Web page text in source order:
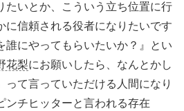
たいとか、こういう立ち位置に行
に信頼される役者になりたいです
誰にやってもらいたいか？』とい
花梨にお願いしたら、なんとかし
って言っていただける人間になり
ンチヒッターと言われる存在